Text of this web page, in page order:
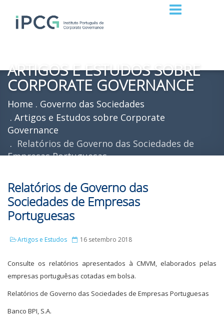
ARTIGOS E ESTUDOS SOBRE
CORPORATE GOVERNANCE
Home
Governo das Sociedades
Artigos e Estudos sobre Corporate
Governance
Relatórios de Governo das Sociedades de
Empresas Portuguesas
Relatórios de Governo das
Sociedades de Empresas
Portuguesas
Artigos e Estudos 16 setembro 2018
Consulte os relatórios apresentados à CMVM, elaborados pelas
empresas portuguêsas cotadas em bolsa.
Relatórios de Governo das Sociedades de Empresas Portuguesas
Banco BPI, S.A.